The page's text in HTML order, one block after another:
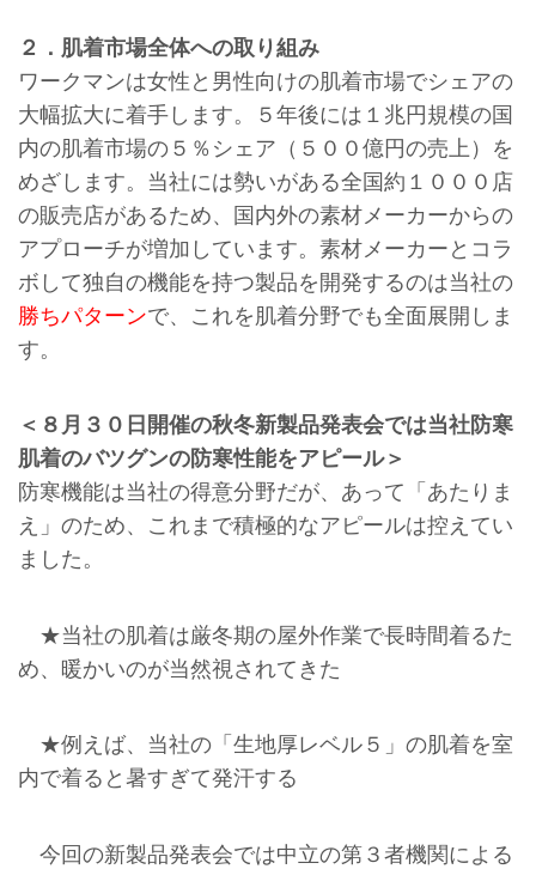
２．肌着市場全体への取り組み
ワークマンは女性と男性向けの肌着市場でシェアの
大幅拡大に着手します。５年後には１兆円規模の国
内の肌着市場の５％シェア（５００億円の売上）を
めざします。当社には勢いがある全国約１０００店
の販売店があるため、国内外の素材メーカーからの
アプローチが増加しています。素材メーカーとコラ
ボして独自の機能を持つ製品を開発するのは当社の
勝ちパターンで、これを肌着分野でも全面展開しま
す。
＜８月３０日開催の秋冬新製品発表会では当社防寒
肌着のバツグンの防寒性能をアピール＞
防寒機能は当社の得意分野だが、あって「あたりま
え」のため、これまで積極的なアピールは控えてい
ました。
★当社の肌着は厳冬期の屋外作業で長時間着るた
め、暖かいのが当然視されてきた
★例えば、当社の「生地厚レベル５」の肌着を室
内で着ると暑すぎて発汗する
今回の新製品発表会では中立の第３者機関による